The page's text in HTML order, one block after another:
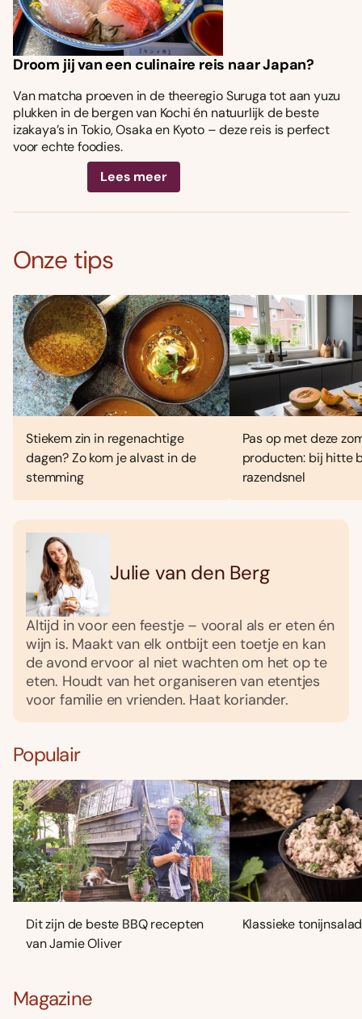
Droom jij van een culinaire reis naar Japan?
Van matcha proeven in de theeregio Suruga tot aan yuzu
plukken in de bergen van Kochi én natuurlijk de beste
izakaya’s in Tokio, Osaka en Kyoto – deze reis is perfect
voor echte foodies.
Lees meer
Onze tips
Stiekem zin in regenachtige
dagen? Zo kom je alvast in de
stemming
Pas op met deze
producten: bij hitte
razendsnel
Julie van den Berg
Altijd in voor een feestje – vooral als er eten én
wijn is. Maakt van elk ontbijt een toetje en kan
de avond ervoor al niet wachten om het op te
eten. Houdt van het organiseren van etentjes
voor familie en vrienden. Haat koriander.
Populair
Dit zijn de beste BBQ recepten
van Jamie Oliver
Klassieke
Magazine